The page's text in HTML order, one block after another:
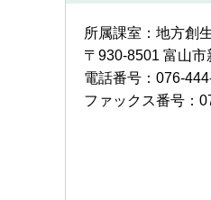
所属課室：地方創
〒930-8501 富山
電話番号：076-
ファックス番号：